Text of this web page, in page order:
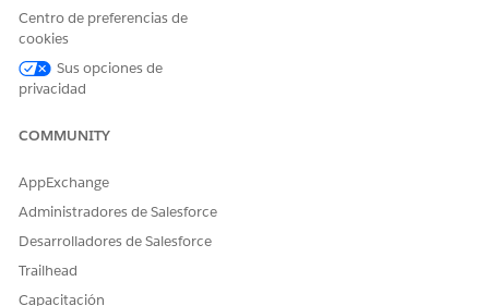
¡Háganos saber cómo podemos mejorar!
Centro de preferencias de
cookies
Sus opciones de
privacidad
COMMUNITY
AppExchange
Administradores de Salesforce
Desarrolladores de Salesforce
Trailhead
Capacitación